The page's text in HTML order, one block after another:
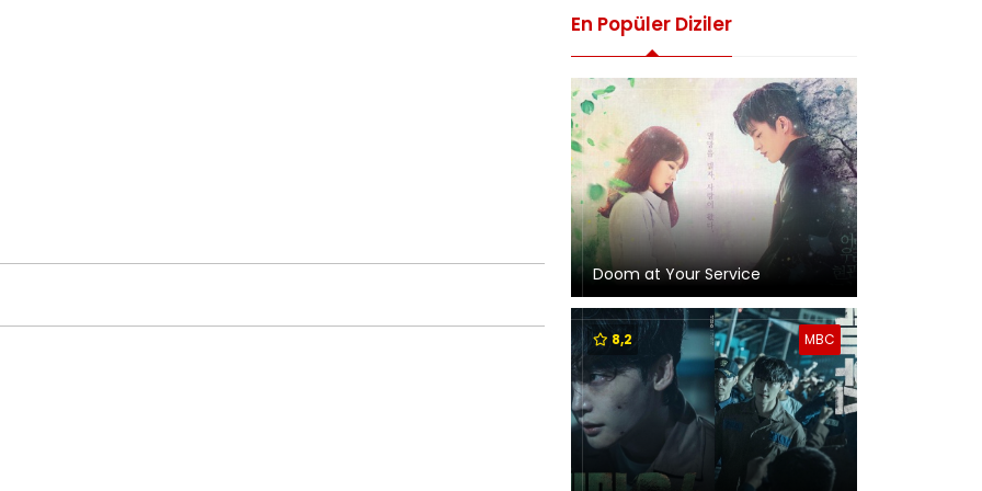
En Popüler Diziler
Doom at Your Service
MBC
8,2